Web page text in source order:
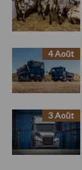
4 Août
3 Août